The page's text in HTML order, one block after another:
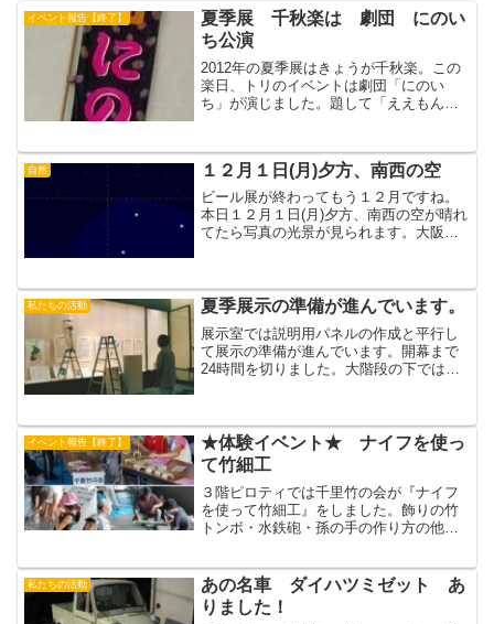
イベント報告【終了】
夏季展 千秋楽は 劇団 にのい
ち公演
2012年の夏季展はきょうが千秋楽。この
楽日、トリのイベントは劇団「にのい
ち」が演じました。題して「ええもん見
を劇で笑わせてくれました。劇団「にの
いち」は当時の東佐...
自然 １２月１日(月)夕方、南西の空
ビール展が終わってもう１２月ですね。
本日１２月１日(月)夕方、南西の空が晴れ
てたら写真の光景が見られます。大阪の
ありますか？この夕焼け、夕方は中国→
チベット→アラ...
私たちの活動 夏季展示の準備が進んでいます。
展示室では説明用パネルの作成と平行し
て展示の準備が進んでいます。開幕まで
24時間を切りました。大階段の下では恐
イベント報告【終了】
★体験イベント★ ナイフを使っ
て竹細工
３階ピロティでは千里竹の会が『ナイフ
を使って竹細工』をしました。飾りの竹
トンボ・水鉄砲・孫の手の作り方の他
いない工作だから子供さんも親も興味深
く、楽しく遊ばれていた。と...
私たちの活動
あの名車 ダイハツミゼット あ
りました！